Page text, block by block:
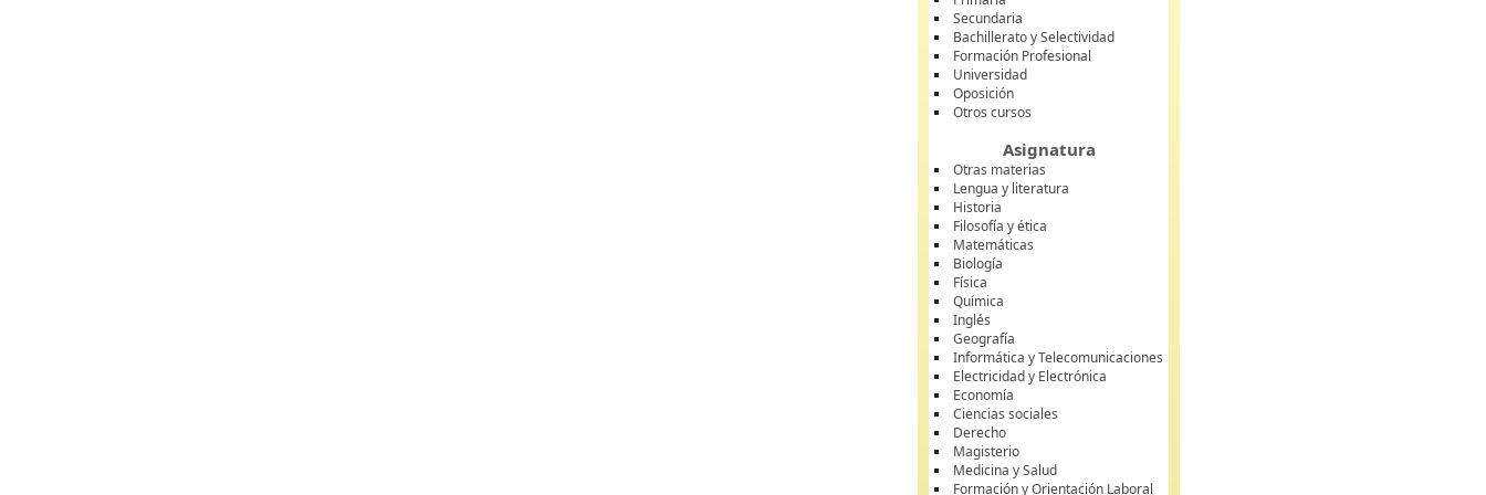
Secundaria
Bachillerato y Selectividad
Formación Profesional
Universidad
Oposición
Otros cursos
Asignatura
Otras materias
Lengua y literatura
Historia
Filosofía y ética
Matemáticas
Biología
Física
Química
Inglés
Geografía
Informática y Telecomunicaciones
Electricidad y Electrónica
Economía
Ciencias sociales
Derecho
Magisterio
Medicina y Salud
Formación y Orientación Laboral